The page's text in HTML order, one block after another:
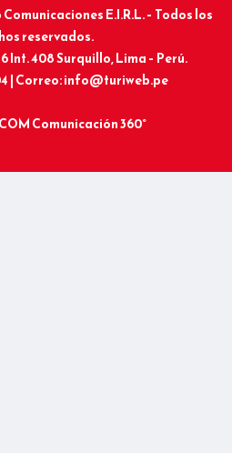
E.I.R.L. – Todos los
reservados.
Int. 408 Surquillo, Lima – Perú.
| Correo: info@turiweb.pe
Comunicación 360°